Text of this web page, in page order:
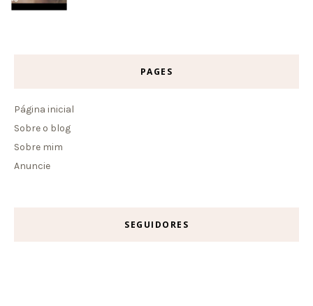
PAGES
Página inicial
Sobre o blog
Sobre mim
Anuncie
SEGUIDORES